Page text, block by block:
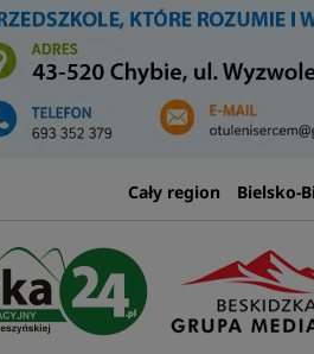
Cały region Bielsko-